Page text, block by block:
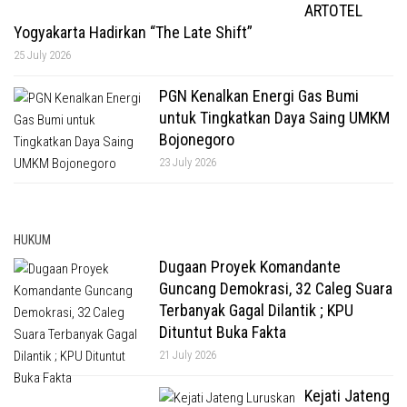
ARTOTEL
Yogyakarta Hadirkan “The Late Shift”
25 July 2026
PGN Kenalkan Energi Gas Bumi
untuk Tingkatkan Daya Saing UMKM
Bojonegoro
23 July 2026
HUKUM
Dugaan Proyek Komandante
Guncang Demokrasi, 32 Caleg Suara
Terbanyak Gagal Dilantik ; KPU
Dituntut Buka Fakta
21 July 2026
Kejati Jateng